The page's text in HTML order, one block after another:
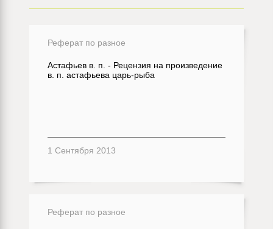
Реферат по разное
Астафьев в. п. - Рецензия на произведение
в. п. астафьева царь-рыба
1 Сентября 2013
Реферат по разное